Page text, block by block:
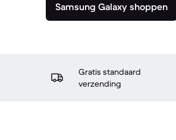
Samsung Galaxy shoppen
Gratis standaard
verzending